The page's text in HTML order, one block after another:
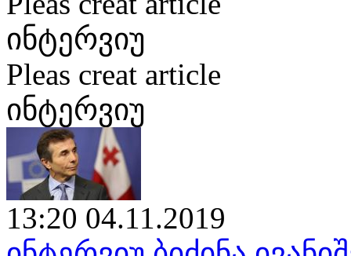
ინტერვიუ
Pleas creat article
ინტერვიუ
13:20 04.11.2019